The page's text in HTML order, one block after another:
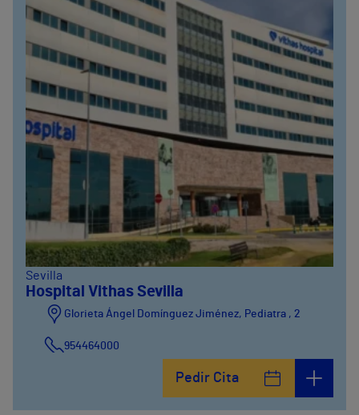
Sevilla
Hospital Vithas Sevilla
Glorieta Ángel Domínguez Jiménez, Pediatra , 2
954464000
Pedir Cita